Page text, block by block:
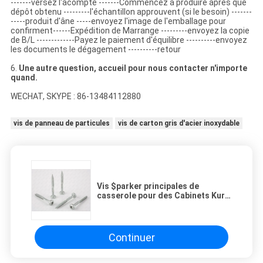
-------versez l'acompte -------Commencez à produire après que
dépôt obtenu ---------l'échantillon approuvent (si le besoin) -------
-----produit d'âne -----envoyez l'image de l'emballage pour
confirment------Expédition de Marrange ---------envoyez la copie
de B/L -------------Payez le paiement d'équilibre ----------envoyez
les documents le dégagement ----------retour
6. Une autre question, accueil pour nous contacter n'importe
quand.
WECHAT, SKYPE : 86-13484112880
vis de panneau de particules vis de carton gris d'acier inoxydable
Vis $parker principales de
casserole pour des Cabinets Kurnl
Continuer